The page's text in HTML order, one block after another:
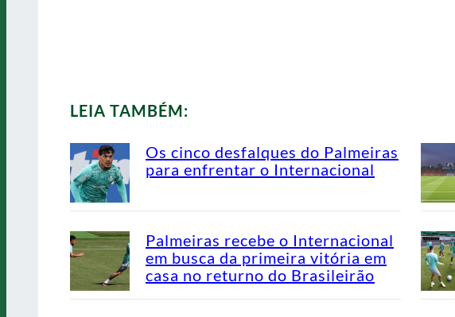
LEIA TAMBÉM:
Os cinco desfalques do Palmeiras
para enfrentar o Internacional
Palmeiras recebe o Internacional
em busca da primeira vitória em
casa no returno do Brasileirão